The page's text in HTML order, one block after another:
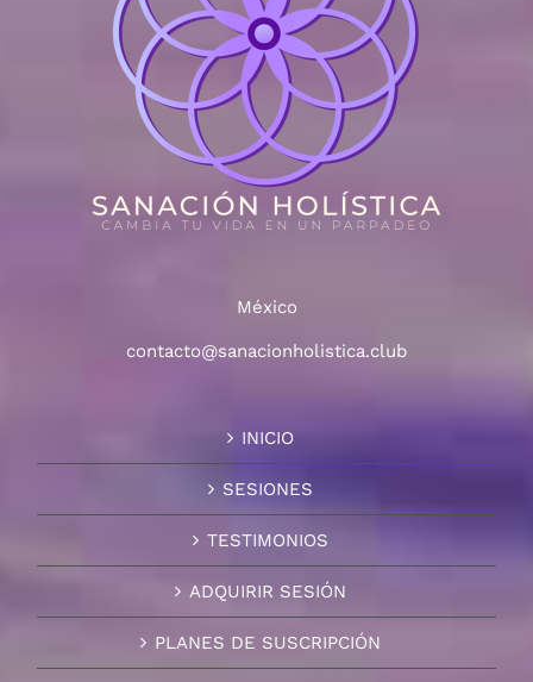
México
contacto@sanacionholistica.club
INICIO
SESIONES
TESTIMONIOS
ADQUIRIR SESIÓN
PLANES DE SUSCRIPCIÓN